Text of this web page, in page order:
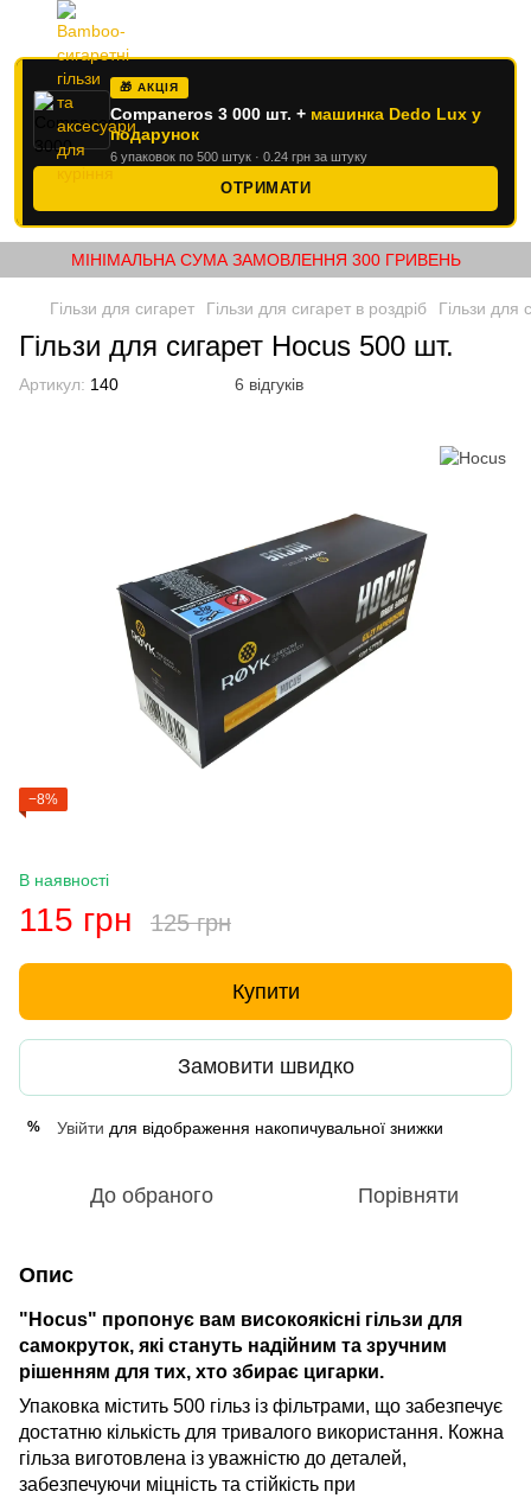
🎁 АКЦІЯ
Companeros 3 000 шт. + машинка Dedo Lux у
подарунок
6 упаковок по 500 штук · 0.24 грн за штуку
ОТРИМАТИ
МІНІМАЛЬНА СУМА ЗАМОВЛЕННЯ 300 ГРИВЕНЬ
Гільзи для сигарет Гільзи для сигарет в роздріб Гільзи для
Гільзи для сигарет Hocus 500 шт.
Артикул: 140 6 відгуків
−8%
В наявності
115 грн 125 грн
Купити
Замовити швидко
% Увійти для відображення накопичувальної знижки
До обраного Порівняти
Опис
"Hocus" пропонує вам високоякісні гільзи для
самокруток, які стануть надійним та зручним
рішенням для тих, хто збирає цигарки.
Упаковка містить 500 гільз із фільтрами, що забезпечує
достатню кількість для тривалого використання. Кожна
гільза виготовлена із уважністю до деталей,
забезпечуючи міцність та стійкість при